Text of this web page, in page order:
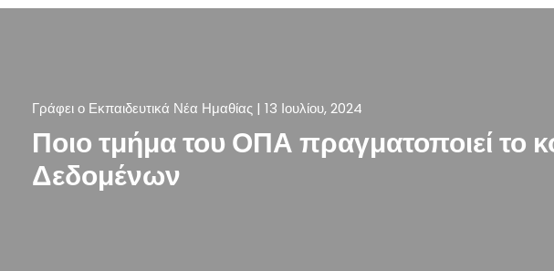
Γράφει ο Εκπαιδευτικά Νέα Ημαθίας | 13 Ιουλίου, 2024
Ποιο τμήμα του ΟΠΑ πραγματοποιεί το
Δεδομένων